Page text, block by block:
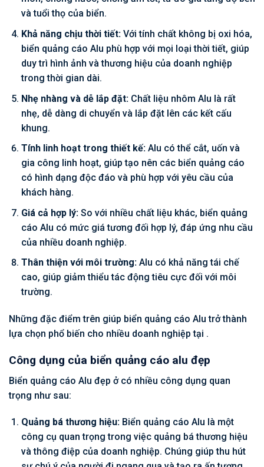
và tuổi thọ của biển.
Khả năng chịu thời tiết:Với tính chất không bị oxi hóa,
biển quảng cáo Alu phù hợp với mọi loại thời tiết, giúp
duy trì hình ảnh và thương hiệu của doanh nghiệp
trong thời gian dài.
Nhẹ nhàng và dễ lắp đặt:Chất liệu nhôm Alu là rất
nhẹ, dễ dàng di chuyển và lắp đặt lên các kết cấu
khung.
Tính linh hoạt trong thiết kế:Alu có thể cắt, uốn và
gia công linh hoạt, giúp tạo nên các biển quảng cáo
có hình dạng độc đáo và phù hợp với yêu cầu của
khách hàng.
Giá cả hợp lý:So với nhiều chất liệu khác, biển quảng
cáo Alu có mức giá tương đối hợp lý, đáp ứng nhu cầu
của nhiều doanh nghiệp.
Thân thiện với môi trường:Alu có khả năng tái chế
cao, giúp giảm thiểu tác động tiêu cực đối với môi
trường.
Những đặc điểm trên giúp biển quảng cáo Alu trở thành
lựa chọn phổ biến cho nhiều doanh nghiệp tại .
Công dụng của biển quảng cáo alu đẹp
Biển quảng cáo Alu đẹp ở có nhiều công dụng quan
trọng như sau:
Quảng bá thương hiệu:Biển quảng cáo Alu là một
công cụ quan trọng trong việc quảng bá thương hiệu
và thông điệp của doanh nghiệp. Chúng giúp thu hút